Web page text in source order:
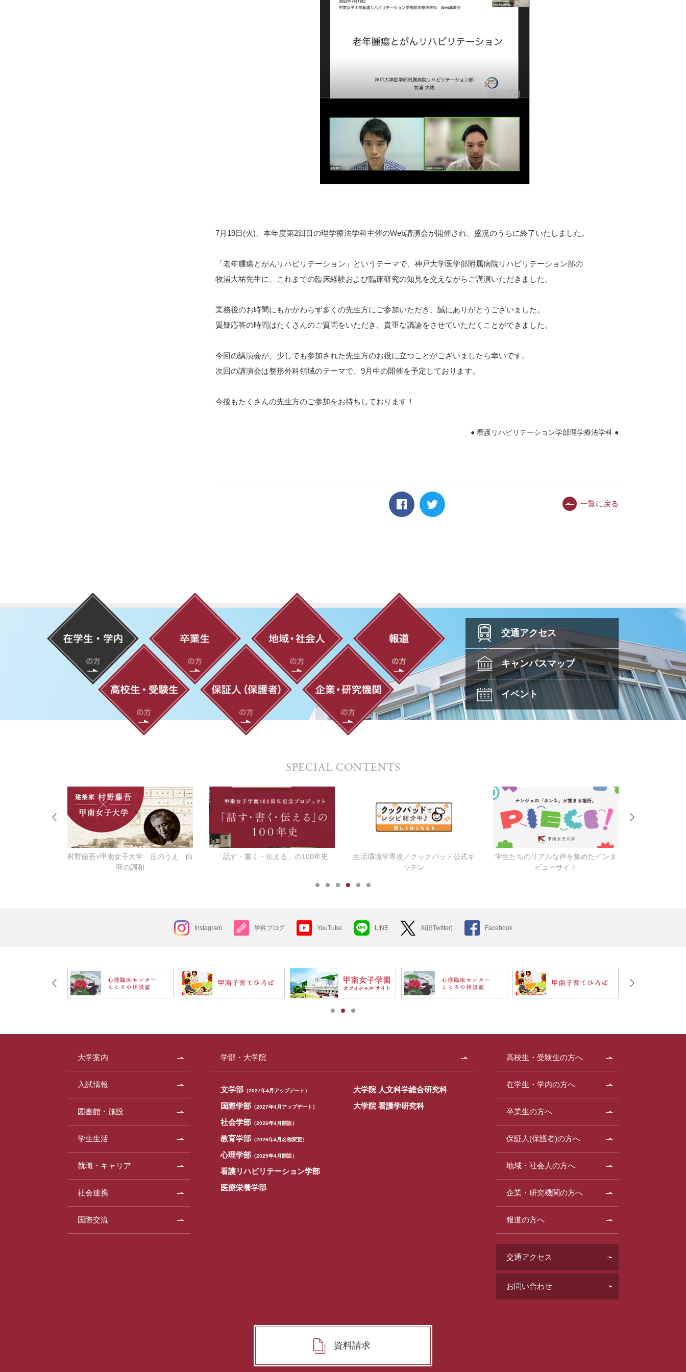
7月19日(火)、本年度第2回目の理学療法学科主催のWeb講演会が開催され、盛況のうちに終了いたしました。
「老年腫瘍とがんリハビリテーション」というテーマで、神戸大学医学部附属病院リハビリテーション部の
牧浦大祐先生に、これまでの臨床経験および臨床研究の知見を交えながらご講演いただきました。
業務後のお時間にもかかわらず多くの先生方にご参加いただき、誠にありがとうございました。
質疑応答の時間はたくさんのご質問をいただき、貴重な議論をさせていただくことができました。
今回の講演会が、少しでも参加された先生方のお役に立つことがございましたら幸いです。
次回の講演会は整形外科領域のテーマで、9月中の開催を予定しております。
今後もたくさんの先生方のご参加をお待ちしております！
● 看護リハビリテーション学部理学療法学科 ●
一覧に戻る
交通アクセス
キャンパスマップ
イベント
村野藤吾×甲南女子大学 丘のうえ 白
亜の調和
「話す・書く・伝える」の100年史
生活環境学専攻／クックパッド公式キ
ッチン
学生たちのリアルな声を集めたインタ
ビューサイト
Instagram 学科ブログ YouTube LINE X(旧Twitter) Facebook
大学案内
入試情報
図書館・施設
学生生活
就職・キャリア
社会連携
国際交流
学部・大学院
文学部 （2027年4月アップデート）
国際学部 （2027年4月アップデート）
社会学部 （2026年4月開設）
教育学部 （2026年4月名称変更）
心理学部 （2025年4月開設）
看護リハビリテーション学部
医療栄養学部
大学院 人文科学総合研究科
大学院 看護学研究科
高校生・受験生の方へ
在学生・学内の方へ
卒業生の方へ
保証人(保護者)の方へ
地域・社会人の方へ
企業・研究機関の方へ
報道の方へ
交通アクセス
お問い合わせ
資料請求